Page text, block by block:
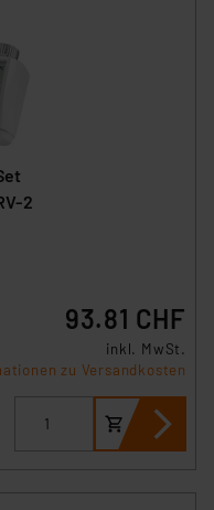
2
93.81 CHF
inkl. MwSt.
zu Versandkosten